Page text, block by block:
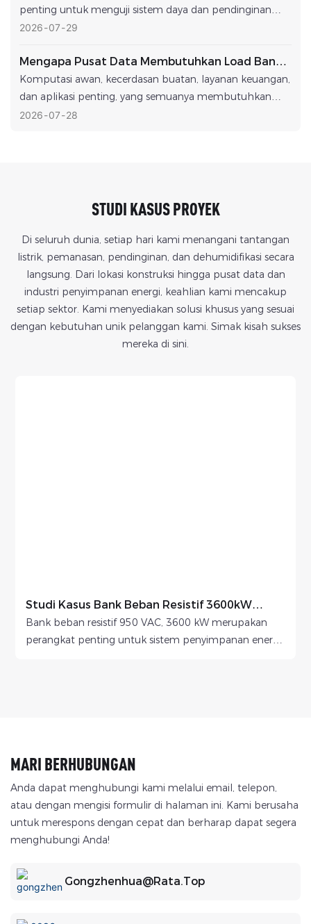
kebutuhan termal. Jika sistem bekerja dengan benar, ia
dapat memberikan beban listrik yang stabil dan simulasi
penting untuk menguji sistem daya dan pendinginan
berdensitas tinggi. Seiring dengan meningkatnya panas
lingkungan berkinerja tinggi lainnya, loop pendinginan
harus mengalirkan cairan pendingin dengan laju yang
tepat untuk menghilangkan panas tersebut secara
efektif. Aliran yang terlalu rendah dapat menyebabkan
2026 07 29
Mengapa Pusat Data Membutuhkan Load Bank
Berpendingin Cair Khusus?
Komputasi awan, kecerdasan buatan, layanan keuangan,
dan aplikasi penting, yang semuanya membutuhkan
pasokan daya terus menerus, dapat diakomodasi oleh
2026 07 28
STUDI KASUS PROYEK
Di seluruh dunia, setiap hari kami menangani tantangan
listrik, pemanasan, pendinginan, dan dehumidifikasi secara
langsung. Dari lokasi konstruksi hingga pusat data dan
industri penyimpanan energi, keahlian kami mencakup
setiap sektor. Kami menyediakan solusi khusus yang sesuai
dengan kebutuhan unik pelanggan kami. Simak kisah sukses
mereka di sini.
Studi Kasus Bank Beban Resistif 3600kW
950VAC 50/60Hz.
Bank beban resistif 950 VAC, 3600 kW merupakan
perangkat penting untuk sistem penyimpanan energi
aman dalam kondisi yang terkendali dan berulang.
MARI BERHUBUNGAN
Anda dapat menghubungi kami melalui email, telepon,
atau dengan mengisi formulir di halaman ini. Kami berusaha
untuk merespons dengan cepat dan berharap dapat segera
menghubungi Anda!
Gongzhenhua@rata.top